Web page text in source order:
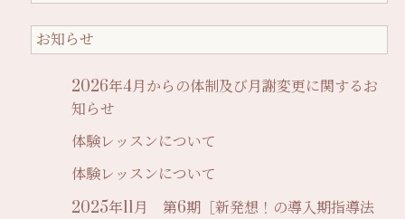
お知らせ
2026年4月からの体制及び月謝変更に関するお
知らせ
体験レッスンについて
体験レッスンについて
2025年11月 第6期［新発想！の導入期指導法